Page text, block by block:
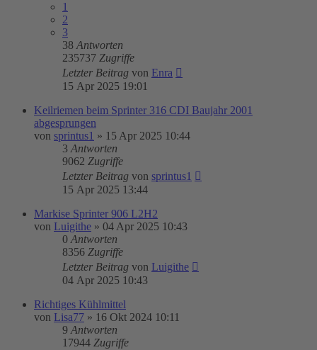
1
2
3
38 Antworten
235737 Zugriffe
Letzter Beitrag von Enra
15 Apr 2025 19:01
Keilriemen beim Sprinter 316 CDI Baujahr 2001
abgesprungen
von sprintus1 » 15 Apr 2025 10:44
3 Antworten
9062 Zugriffe
Letzter Beitrag von sprintus1
15 Apr 2025 13:44
Markise Sprinter 906 L2H2
von Luigithe » 04 Apr 2025 10:43
0 Antworten
8356 Zugriffe
Letzter Beitrag von Luigithe
04 Apr 2025 10:43
Richtiges Kühlmittel
von Lisa77 » 16 Okt 2024 10:11
9 Antworten
17944 Zugriffe